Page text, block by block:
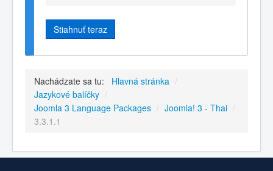
Stiahnuť teraz
Nachádzate sa tu: Hlavná stránka /
Jazykové balíčky /
Joomla 3 Language Packages / Joomla! 3 - Thai /
3.3.1.1